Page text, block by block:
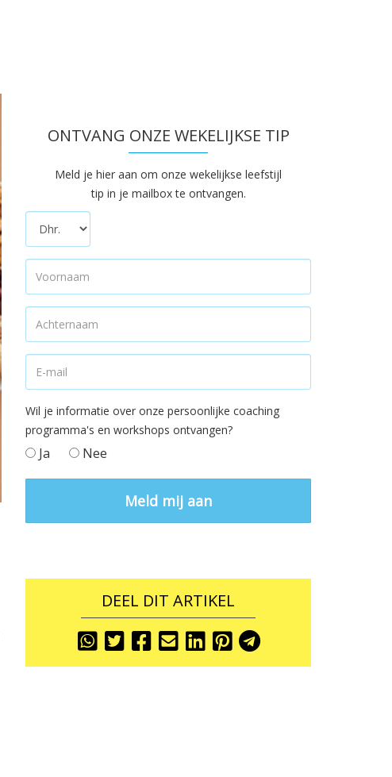
ONTVANG ONZE WEKELIJKSE TIP
Meld je hier aan om onze wekelijkse leefstijl
tip in je mailbox te ontvangen.
Wil je informatie over onze persoonlijke coaching
programma's en workshops ontvangen?
Ja Nee
DEEL DIT ARTIKEL
Share
Share
Share
Share
Share ShareShare